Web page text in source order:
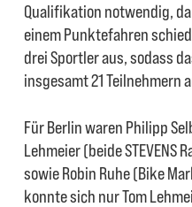
Qualifikation notwendig,
einem Punktefahren
drei Sportler aus, sodass
insgesamt 21 Teilnehmern
Für Berlin waren Philipp
Lehmeier (beide STEVENS
sowie Robin Ruhe (Bike
konnte sich nur Tom